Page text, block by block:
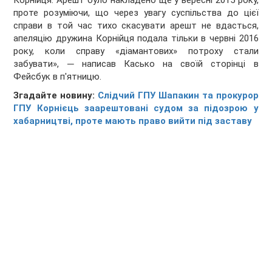
проте розуміючи, що через увагу суспільства до цієї
справи в той час тихо скасувати арешт не вдасться,
апеляцію дружина Корнійця подала тільки в червні 2016
року, коли справу «діамантових» потроху стали
забувати», ─ написав Касько на своїй сторінці в
Фейсбук в п'ятницю.
Згадайте новину: Слідчий ГПУ Шапакин та прокурор
ГПУ Корнієць заарештовані судом за підозрою у
хабарництві, проте мають право вийти під заставу